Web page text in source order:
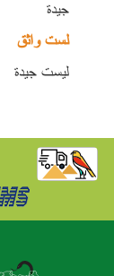
جيدة
لست واثق
ليست جيدة